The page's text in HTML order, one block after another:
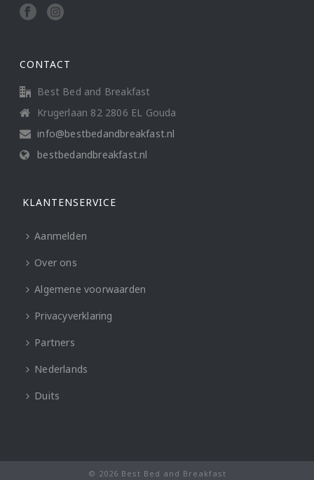
CONTACT
Best Bed and Breakfast
Krugerlaan 82 2806 EL Gouda
info@bestbedandbreakfast.nl
bestbedandbreakfast.nl
KLANTENSERVICE
Aanmelden
Over ons
Algemene voorwaarden
Privacyverklaring
Partners
Nederlands
Duits
© 2026 Best Bed and Breakfast